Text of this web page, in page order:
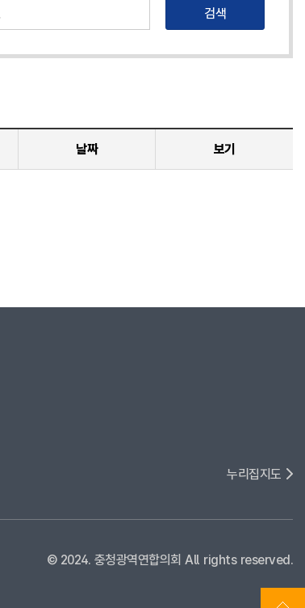
날짜 보기
누리집지도
© 2024. 충청광역연합의회 All rights reserved.